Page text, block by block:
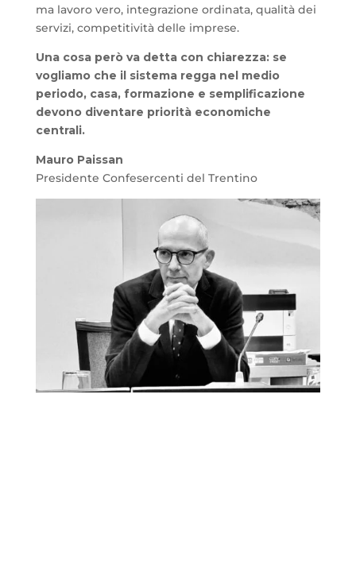
ma lavoro vero, integrazione ordinata, qualità dei
servizi, competitività delle imprese.
Una cosa però va detta con chiarezza: se
vogliamo che il sistema regga nel medio
periodo, casa, formazione e semplificazione
devono diventare priorità economiche
centrali.
Mauro Paissan
Presidente Confesercenti del Trentino